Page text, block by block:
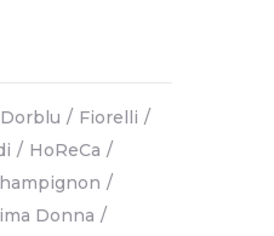
Dorblu
Fiorelli
HoReCa
Donna